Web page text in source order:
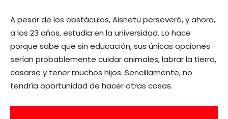
A pesar de los obstáculos, Aishetu perseveró, y ahora,
a los 23 años, estudia en la universidad. Lo hace
porque sabe que sin educación, sus únicas opciones
serían probablemente cuidar animales, labrar la tierra,
casarse y tener muchos hijos. Sencillamente, no
tendría oportunidad de hacer otras cosas.